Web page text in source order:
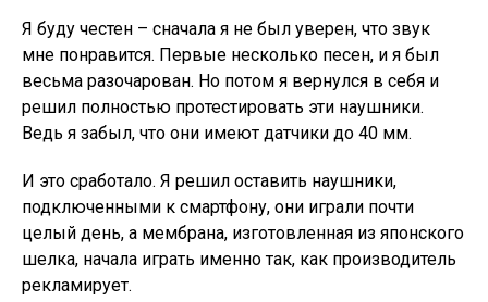
Я буду честен – сначала я не был уверен, что звук
мне понравится. Первые несколько песен, и я был
весьма разочарован. Но потом я вернулся в себя и
решил полностью протестировать эти наушники.
Ведь я забыл, что они имеют датчики до 40 мм.
И это сработало. Я решил оставить наушники,
подключенными к смартфону, они играли почти
целый день, а мембрана, изготовленная из японского
шелка, начала играть именно так, как производитель
рекламирует.